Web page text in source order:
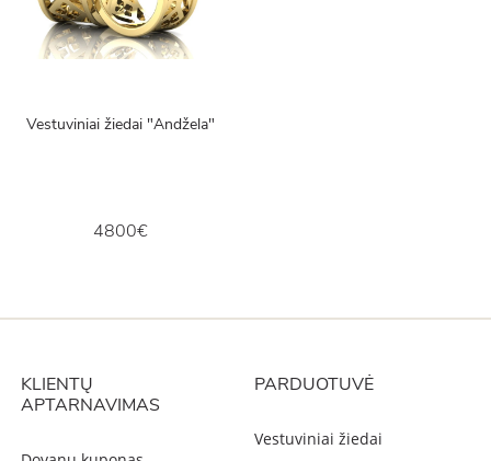
Vestuviniai žiedai "Andžela"
4800€
KLIENTŲ
APTARNAVIMAS
PARDUOTUVĖ
Vestuviniai žiedai